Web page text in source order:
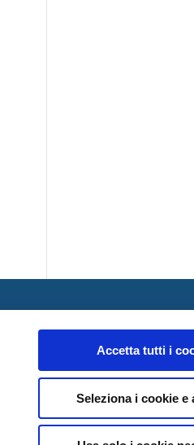
Accetta tutti i
Seleziona i cookie e